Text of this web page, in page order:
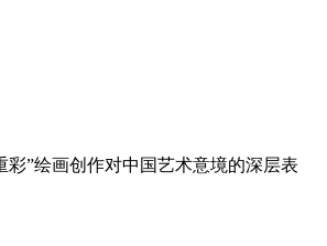
彩”绘画创作对中国艺术意境的深层表